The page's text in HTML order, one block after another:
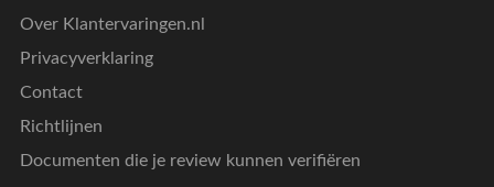
Over Klantervaringen.nl
Privacyverklaring
Contact
Richtlijnen
Documenten die je review kunnen verifiëren